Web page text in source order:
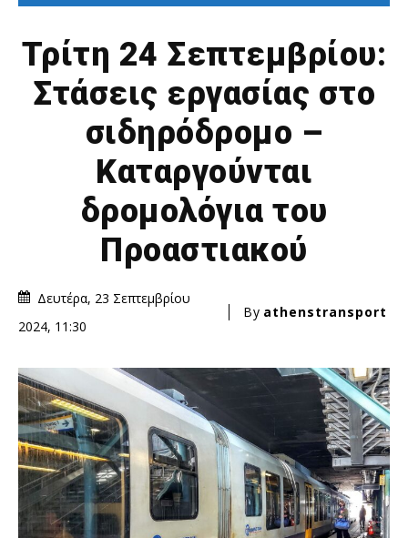
Τρίτη 24 Σεπτεμβρίου:
Στάσεις εργασίας στο
σιδηρόδρομο –
Καταργούνται
δρομολόγια του
Προαστιακού
Δευτέρα, 23 Σεπτεμβρίου
2024, 11:30
By athenstransport